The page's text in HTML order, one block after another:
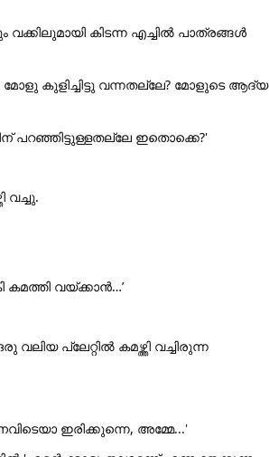
കിടന്ന എച്ചിൽ പാത്രങ്ങൾ
കുളിച്ചിട്ടു വന്നതല്ലേ? മോളുടെ ആദ്യ
പറഞ്ഞിട്ടുള്ളതല്ലേ ഇതൊക്കെ?'
വച്ചു.
വയ്ക്കാൻ…’
പ്ലേറ്റിൽ കമഴ്ത്തി വച്ചിരുന്ന
ഇരിക്കുന്നെ, അമ്മേ...'